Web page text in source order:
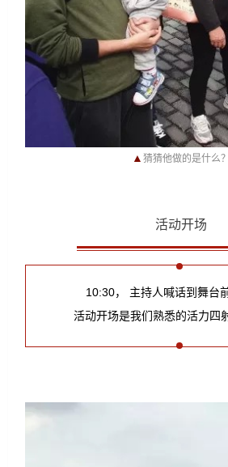
▲猜猜他做的是什么？
活动开场
10:30，
主持人喊话到舞台
活动开场是我们熟悉的活力四